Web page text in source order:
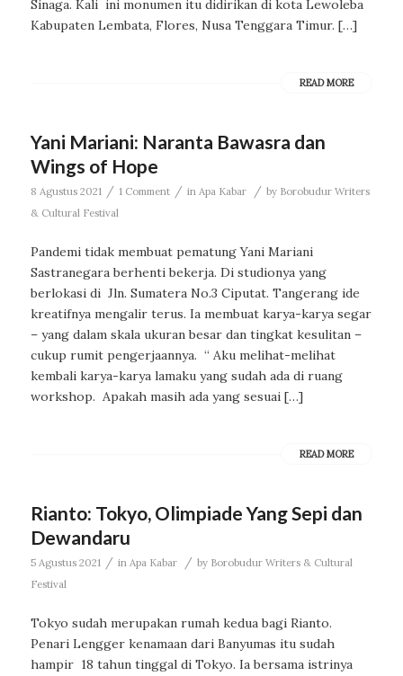
Sinaga. Kali ini monumen itu didirikan di kota Lewoleba
Kabupaten Lembata, Flores, Nusa Tenggara Timur. […]
READ MORE
Yani Mariani: Naranta Bawasra dan
Wings of Hope
8 Agustus 2021 / 1 Comment / in Apa Kabar / by Borobudur Writers
& Cultural Festival
Pandemi tidak membuat pematung Yani Mariani
Sastranegara berhenti bekerja. Di studionya yang
berlokasi di Jln. Sumatera No.3 Ciputat. Tangerang ide
kreatifnya mengalir terus. Ia membuat karya-karya segar
– yang dalam skala ukuran besar dan tingkat kesulitan –
cukup rumit pengerjaannya. “ Aku melihat-melihat
kembali karya-karya lamaku yang sudah ada di ruang
workshop. Apakah masih ada yang sesuai […]
READ MORE
Rianto: Tokyo, Olimpiade Yang Sepi dan
Dewandaru
5 Agustus 2021 / in Apa Kabar / by Borobudur Writers & Cultural
Festival
Tokyo sudah merupakan rumah kedua bagi Rianto.
Penari Lengger kenamaan dari Banyumas itu sudah
hampir 18 tahun tinggal di Tokyo. Ia bersama istrinya